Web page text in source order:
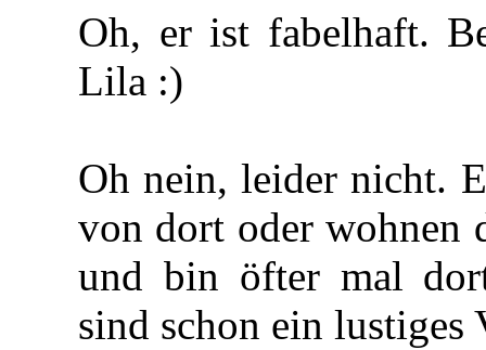
Oh, er ist fabelhaft.
Lila :)
Oh nein, leider nicht.
von dort oder wohnen
und bin öfter mal
sind schon ein